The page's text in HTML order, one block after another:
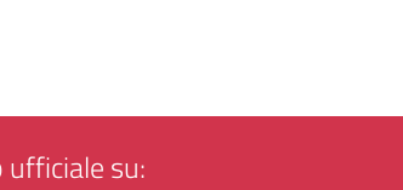
ufficiale su: